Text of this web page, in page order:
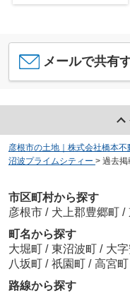
メールで共有
彦根市の土地｜株式会社橋本不
沼波プライムシティー > 過去掲
市区町村から探す
彦根市 / 犬上郡豊郷町 /
町名から探す
大堀町 / 東沼波町 / 大
八坂町 / 祇園町 / 高宮町
路線から探す